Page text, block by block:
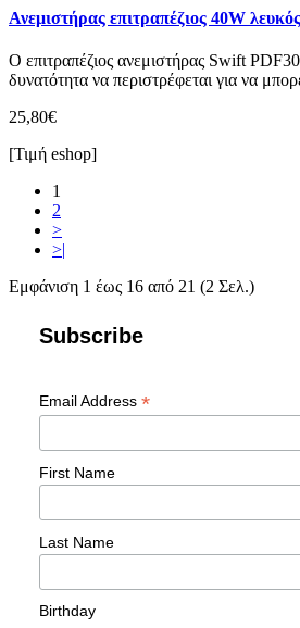
Ανεμιστήρας επιτραπέζιος 40W
Ο επιτραπέζιος ανεμιστήρας Swift
δυνατότητα να περιστρέφεται για να
25,80€
[Τιμή eshop]
1
2
>
>|
Εμφάνιση 1 έως 16 από 21 (2 Σελ.)
Subscribe
Email Address *
First Name
Last Name
Birthday